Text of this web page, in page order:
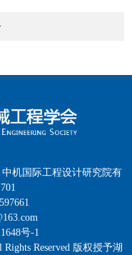
机国际工程设计研究院有
号-1
Reserved 版权授予湖